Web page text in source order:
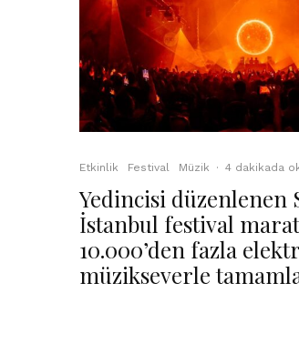
Etkinlik Festival Müzik · 4 dakikada
Yedincisi düzenlenen
İstanbul festival
10.000’den fazla
müzikseverle